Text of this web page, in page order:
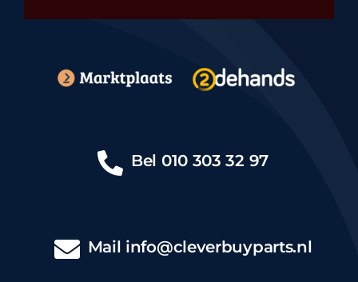
Bel 010 303 32 97
Mail info@cleverbuyparts.nl